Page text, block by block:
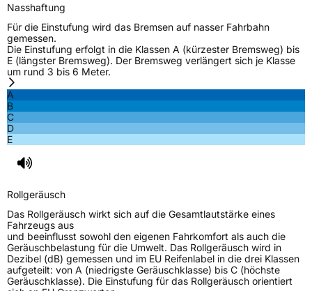
EU Label
EffizienzD
Nasshaftung
3PMSF / Schneeflockensymbol / Alpine-Symbol Nein
EPREL ID1856739
Allgemeine Produktsicherheit (GPSR)
Nasshaftung
Für die Einstufung wird das Bremsen auf nasser Fahrbahn
gemessen.
Die Einstufung erfolgt in die Klassen A (kürzester Bremsweg) bis
E (längster Bremsweg). Der Bremsweg verlängert sich je Klasse
um rund 3 bis 6 Meter.
A
B
C
D
E
Rollgeräusch
Das Rollgeräusch wirkt sich auf die Gesamtlautstärke eines
Fahrzeugs aus
und beeinflusst sowohl den eigenen Fahrkomfort als auch die
Geräuschbelastung für die Umwelt. Das Rollgeräusch wird in
Dezibel (dB) gemessen und im EU Reifenlabel in die drei Klassen
aufgeteilt: von A (niedrigste Geräuschklasse) bis C (höchste
Geräuschklasse). Die Einstufung für das Rollgeräusch orientiert